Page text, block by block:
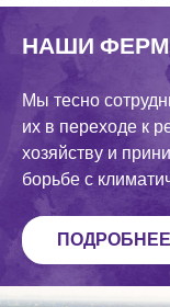
НАШИ
Мы тесно
их в переходе к
хозяйству и
борьбе с
ПОДРОБНЕЕ